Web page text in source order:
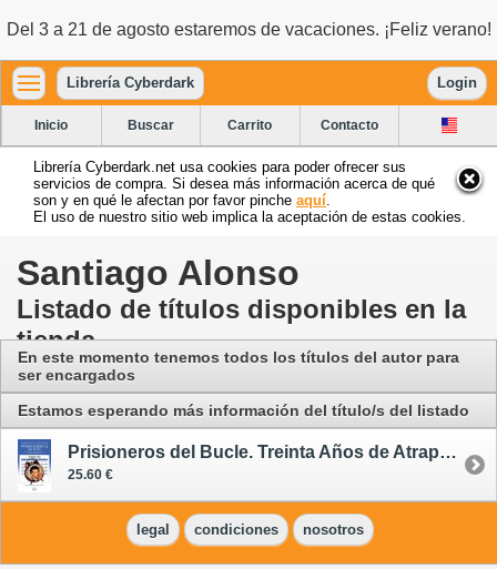
Del 3 a 21 de agosto estaremos de vacaciones. ¡Feliz verano!
Librería Cyberdark Login
Inicio Buscar Carrito Contacto
Librería Cyberdark.net usa cookies para poder ofrecer sus
servicios de compra. Si desea más información acerca de qué
son y en qué le afectan por favor pinche aquí
El uso de nuestro sitio web implica la aceptación de estas cookies.
Santiago Alonso
Listado de títulos disponibles en la
tienda
En este momento tenemos todos los títulos del autor para
ser encargados
Estamos esperando más información del título/s del listado
Prisioneros del Bucle. Treinta Años de Atrapado en el Tiempo y Otros Días de la Marmota
25.60 €
legal condiciones nosotros